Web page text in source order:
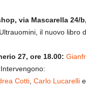
via Mascarella 24/
il nuovo libro
27, ore 18.00:
Cotti Carlo Lucarelli e